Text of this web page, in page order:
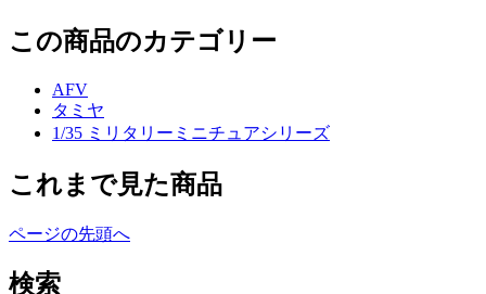
この商品のカテゴリー
AFV
タミヤ
1/35 ミリタリーミニチュアシリーズ
これまで見た商品
ページの先頭へ
検索